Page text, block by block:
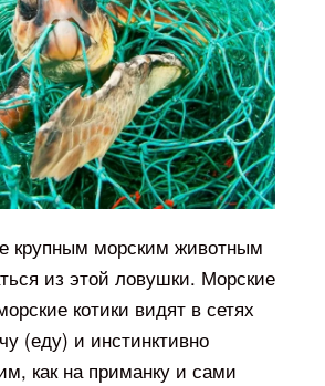
крупным морским животным
из этой ловушки. Морские
котики видят в сетях
(еду) и инстинктивно
как на приманку и сами